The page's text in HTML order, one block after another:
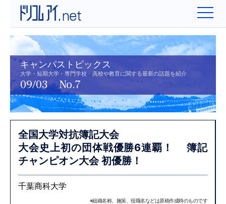
キャンパストピックス
大学・短期大学・専門学校・高校や教育に関する最新の話題を紹介
09/03 No.7
全国大学対抗簿記大会
大会史上初の団体戦優勝6連覇！
簿記
チャンピオン大会 初優勝！
千葉商科大学
※組織名称、施策、役職名などは原稿作成時のものです